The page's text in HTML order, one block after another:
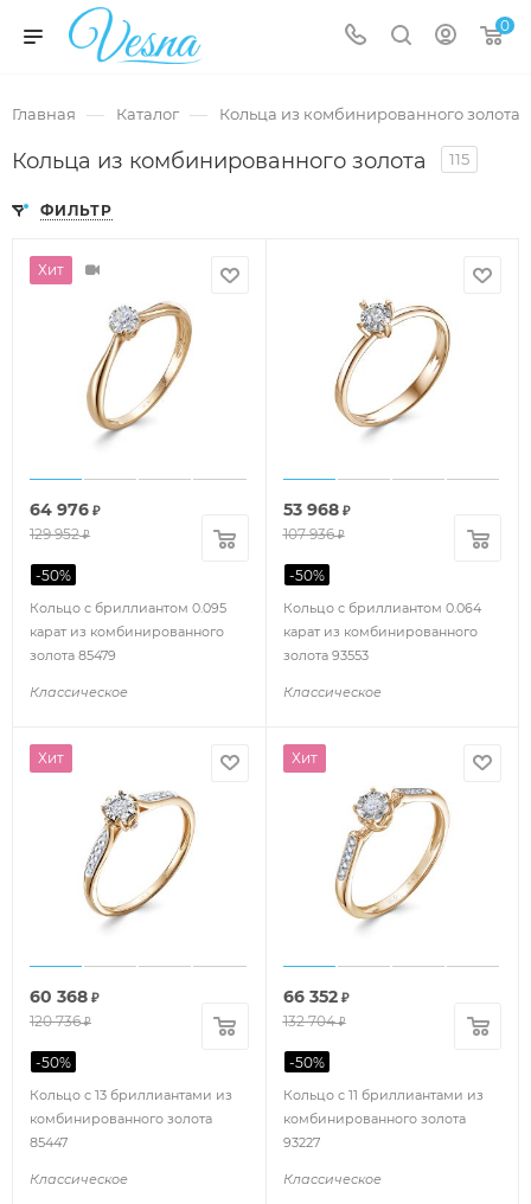
0
Главная — Каталог — Кольца из комбинированного золота
Кольца из комбинированного золота 115
ФИЛЬТР
Хит
Кольцо с бриллиантом 0.095
карат из комбинированного
золота 85479
Классическое
64 976 ₽
129 952₽
-50%
Кольцо с бриллиантом 0.064
карат из комбинированного
золота 93553
Классическое
53 968₽
107 936₽
-50%
Хит
Кольцо с 13 бриллиантами из
комбинированного золота
85447
Классическое
60 368 ₽
120 736₽
-50%
Хит
Кольцо с 11 бриллиантами из
комбинированного золота
93227
Классическое
66 352₽
132 704₽
-50%